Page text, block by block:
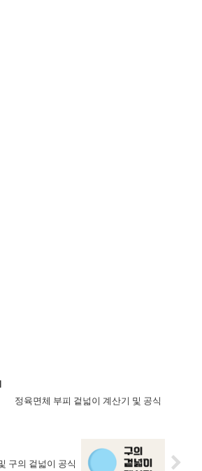
정육면체 부피 겉넓이 계산기 및 공식
구의 겉넓이 공식